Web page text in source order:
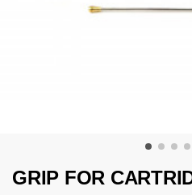
GRIP FOR